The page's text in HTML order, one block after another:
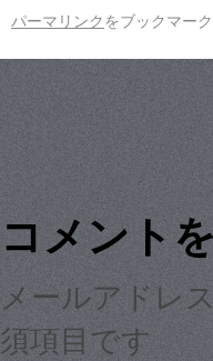
パーマリンクをブックマーク
コメント
メールアドレ
須項目です